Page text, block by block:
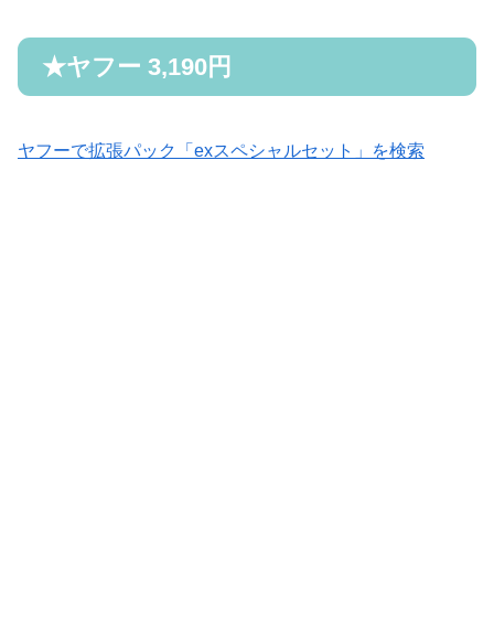
★ヤフー 3,190円
ヤフーで拡張パック「exスペシャルセット」を検索